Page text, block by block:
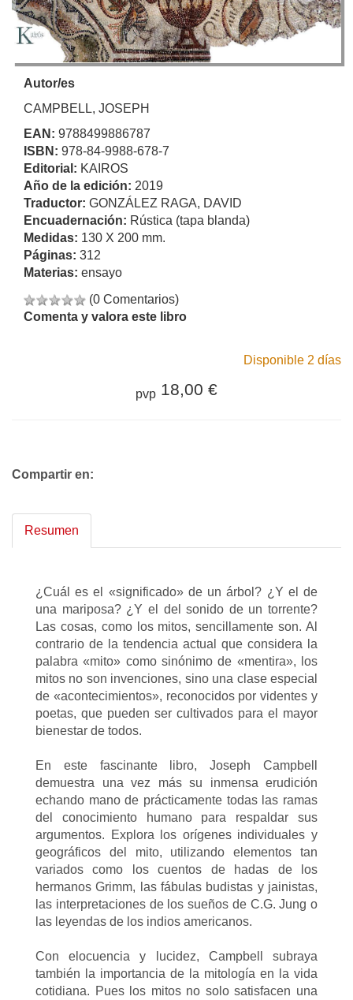
Autor/es
CAMPBELL, JOSEPH
EAN: 9788499886787
ISBN: 978-84-9988-678-7
Editorial: KAIROS
Año de la edición: 2019
Traductor: GONZÁLEZ RAGA, DAVID
Encuadernación: Rústica (tapa blanda)
Medidas: 130 X 200 mm.
Páginas: 312
Materias: ensayo
(0 Comentarios)
Comenta y valora este libro
Disponible 2 días
pvp 18,00 €
Compartir en:
Resumen
¿Cuál es el «significado» de un árbol? ¿Y el de
una mariposa? ¿Y el del sonido de un torrente?
Las cosas, como los mitos, sencillamente son. Al
contrario de la tendencia actual que considera la
palabra «mito» como sinónimo de «mentira», los
mitos no son invenciones, sino una clase especial
de «acontecimientos», reconocidos por videntes y
poetas, que pueden ser cultivados para el mayor
bienestar de todos.
En este fascinante libro, Joseph Campbell
demuestra una vez más su inmensa erudición
echando mano de prácticamente todas las ramas
del conocimiento humano para respaldar sus
argumentos. Explora los orígenes individuales y
geográficos del mito, utilizando elementos tan
variados como los cuentos de hadas de los
hermanos Grimm, las fábulas budistas y jainistas,
las interpretaciones de los sueños de C.G. Jung o
las leyendas de los indios americanos.
Con elocuencia y lucidez, Campbell subraya
también la importancia de la mitología en la vida
cotidiana. Pues los mitos no solo satisfacen una